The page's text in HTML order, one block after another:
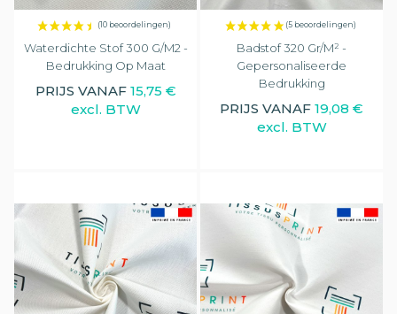
Waterdichte Stof 300 G/m2 -
Bedrukking Op Maat
PRIJS VANAF 15,75 €
excl. BTW
Badstof 320 Gr/m² -
Gepersonaliseerde
Bedrukking
PRIJS VANAF 19,08 €
excl. BTW